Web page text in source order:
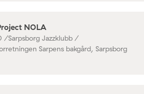
NOLA
/Sarpsborg Jazzklubb /
Sarpens bakgård, Sarpsborg